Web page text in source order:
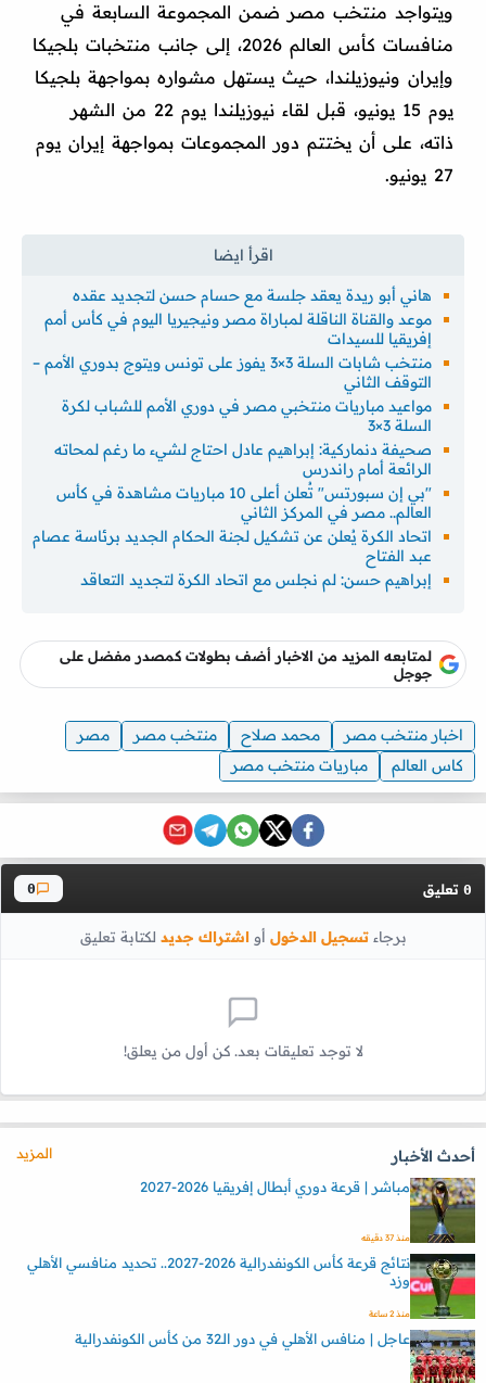
ويتواجد منتخب مصر ضمن المجموعة السابعة في
منافسات كأس العالم 2026، إلى جانب منتخبات بلجيكا
وإيران ونيوزيلندا، حيث يستهل مشواره بمواجهة بلجيكا
يوم 15 يونيو، قبل لقاء نيوزيلندا يوم 22 من الشهر
ذاته، على أن يختتم دور المجموعات بمواجهة إيران يوم
27 يونيو.
هاني أبو ريدة يعقد جلسة مع حسام حسن لتجديد عقده
موعد والقناة الناقلة لمباراة مصر ونيجيريا اليوم في كأس أمم
إفريقيا للسيدات
منتخب شابات السلة 3×3 يفوز على تونس ويتوج بدوري الأمم –
التوقف الثاني
مواعيد مباريات منتخبي مصر في دوري الأمم للشباب لكرة
السلة 3×3
صحيفة دنماركية: إبراهيم عادل احتاج لشيء ما رغم لمحاته
الرائعة أمام راندرس
"بي إن سبورتس" تُعلن أعلى 10 مباريات مشاهدة في كأس
العالم.. مصر في المركز الثاني
اتحاد الكرة يُعلن عن تشكيل لجنة الحكام الجديد برئاسة عصام
عبد الفتاح
إبراهيم حسن: لم نجلس مع اتحاد الكرة لتجديد التعاقد
لمتابعه المزيد من الاخبار أضف بطولات كمصدر مفضل على
جوجل
اخبار منتخب مصر محمد صلاح منتخب مصر
مصر
كاس العالم
مباريات منتخب مصر
0 تعليق 0
برجاءتسجيل الدخول أواشتراك جديد لكتابة تعليق
لا توجد تعليقات بعد. كن أول من يعلق!
أحدث الأخبار
المزيد
مباشر | قرعة دوري أبطال إفريقيا 2026-2027
منذ 37 دقيقه
نتائج قرعة كأس الكونفدرالية 2026-2027.. تحديد منافسي الأهلي
وزد
منذ 2 ساعة
عاجل | منافس الأهلي في دور الـ32 من كأس الكونفدرالية